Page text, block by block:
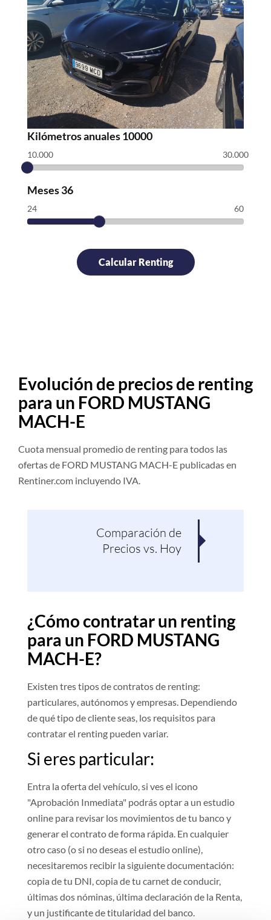
Kilómetros anuales10000
10.000 30.000
Meses36
24 60
Evolución de precios de renting
para un FORD MUSTANG
MACH-E
Cuota mensual promedio de renting para todos las
ofertas de FORD MUSTANG MACH-E publicadas en
Rentiner.com incluyendo IVA.
Comparación de
Precios vs. Hoy
¿Cómo contratar un renting
para un FORD MUSTANG
MACH-E?
Existen tres tipos de contratos de renting:
particulares, autónomos y empresas. Dependiendo
de qué tipo de cliente seas, los requisitos para
contratar el renting pueden variar.
Si eres particular:
Entra la oferta del vehículo, si ves el icono
"Aprobación Inmediata" podrás optar a un estudio
online para revisar los movimientos de tu banco y
generar el contrato de forma rápida. En cualquier
otro caso (o si no deseas el estudio online),
necesitaremos recibir la siguiente documentación:
copia de tu DNI, copia de tu carnet de conducir,
últimas dos nóminas, última declaración de la Renta,
y un justificante de titularidad del banco.